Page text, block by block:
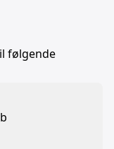
følgende